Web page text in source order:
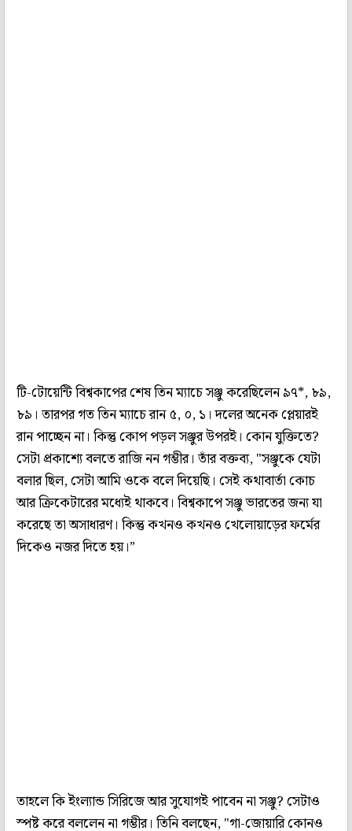
টি-টোয়েন্টি বিশ্বকাপের শেষ তিন ম্যাচে সঞ্জু করেছিলেন ৯৭*, ৮৯,
৮৯। তারপর গত তিন ম্যাচে রান ৫, ০, ১। দলের অনেক প্লেয়ারই
রান পাচ্ছেন না। কিন্তু কোপ পড়ল সঞ্জুর উপরই। কোন যুক্তিতে?
সেটা প্রকাশ্যে বলতে রাজি নন গম্ভীর। তাঁর বক্তব্য, "সঞ্জুকে যেটা
বলার ছিল, সেটা আমি ওকে বলে দিয়েছি। সেই কথাবার্তা কোচ
আর ক্রিকেটারের মধ্যেই থাকবে। বিশ্বকাপে সঞ্জু ভারতের জন্য যা
করেছে তা অসাধারণ। কিন্তু কখনও কখনও খেলোয়াড়ের ফর্মের
দিকেও নজর দিতে হয়।”
তাহলে কি ইংল্যান্ড সিরিজে আর সুযোগই পাবেন না সঞ্জু? সেটাও
স্পষ্ট করে বললেন না গম্ভীর। তিনি বলছেন, "গা-জোয়ারি কোনও